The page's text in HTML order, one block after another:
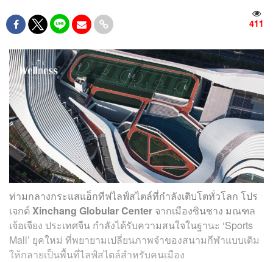
411
ท่ามกลางกระแสแอ็กทีฟไลฟ์สไตล์ที่กำลังเติบโตทั่วโลก โปร
เจกต์Xinchang Globular Center จากเมืองซินชาง มณฑล
เจ้อเจียง ประเทศจีน กำลังได้รับความสนใจในฐานะ ‘Sports
Mall’ ยุคใหม่ ที่พยายามเปลี่ยนภาพจำของสนามกีฬาแบบเดิม
ให้กลายเป็นพื้นที่ไลฟ์สไตล์สำหรับคนเมือง